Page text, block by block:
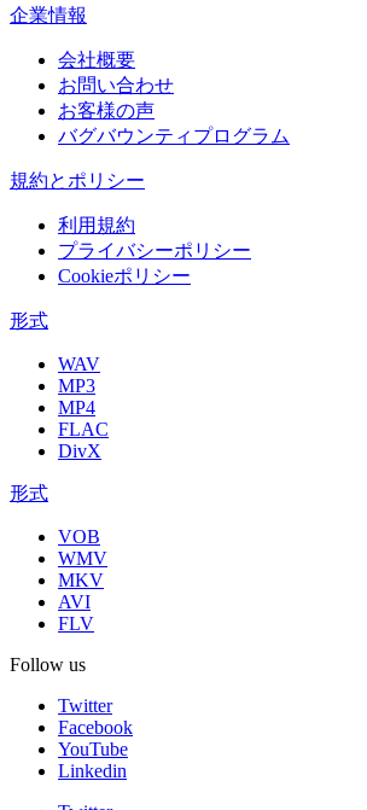
企業情報
会社概要
お問い合わせ
お客様の声
バグバウンティプログラム
規約とポリシー
利用規約
プライバシーポリシー
Cookieポリシー
形式
WAV
MP3
MP4
FLAC
DivX
形式
VOB
WMV
MKV
AVI
FLV
Follow us
Twitter
Facebook
YouTube
Linkedin